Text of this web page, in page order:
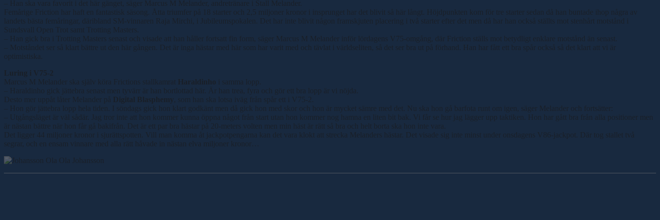
– Han ska vara favorit i det här gänget, säger Marcus M Melander, andretränare i Stall Melander.
Femårige Friction har haft en fantastisk säsong. Åtta triumfer på 18 starter och 2,5 miljoner kronor i insprunget har det blivit så här långt. Höjdpunkten kom för tre starter sedan då han buntade ihop några av
landets bästa femåringar, däribland SM-vinnaren Raja Mirchi, i Jubileumspokalen. Det har inte blivit någon framskjuten placering i två starter efter det men då har han också ställts mot stenhårt motstånd i
Sundsvall Open Trot samt Trotting Masters.
– Han gick bra i Trotting Masters senast och visade att han håller fortsatt fin form, säger Marcus M Melander inför lördagens V75-omgång, där Friction ställs mot betydligt enklare motstånd än senast.
– Motståndet ser så klart bättre ut den här gången. Det är inga hästar med här som har varit med och tävlat i världseliten, så det ser bra ut på förhand. Han har fått ett bra spår också så det klart att vi är
optimistiska.
Luring i V75-2
Marcus M Melander ska själv köra Frictions stallkamrat
Haraldinho
i samma lopp.
– Haraldinho gick jättebra senast men tyvärr är han bortlottad här. Är han trea, fyra och gör ett bra lopp är vi nöjda.
Desto mer uppåt låter Melander på
Digital Blasphemy
, som han ska lotsa iväg från spår ett i V75-2.
– Hon gör jättebra lopp hela tiden. I söndags gick hon klart godkänt men då gick hon med skor och hon är mycket sämre med det. Nu ska hon gå barfota runt om igen, säger Melander och fortsätter:
– Utgångsläget är väl sådär. Jag tror inte att hon kommer kunna öppna något från start utan hon kommer nog hamna en liten bit bak. Vi får se hur jag lägger upp taktiken. Hon har gått bra från alla positioner men
är nästan bättre när hon får gå bakifrån. Det är ett par bra hästar på 20-meters volten men min häst är rätt så bra och helt borta ska hon inte vara.
Det ligger 44 miljoner kronor i sjurättspotten. Vill man komma åt jackpotpengarna kan det vara klokt att strecka Melanders hästar. Det visade sig inte minst under onsdagens V86-jackpot. Där tog stallet två
segrar, och en ensam vinnare med alla rätt håvade in nästan elva miljoner kronor…
Ola Johansson